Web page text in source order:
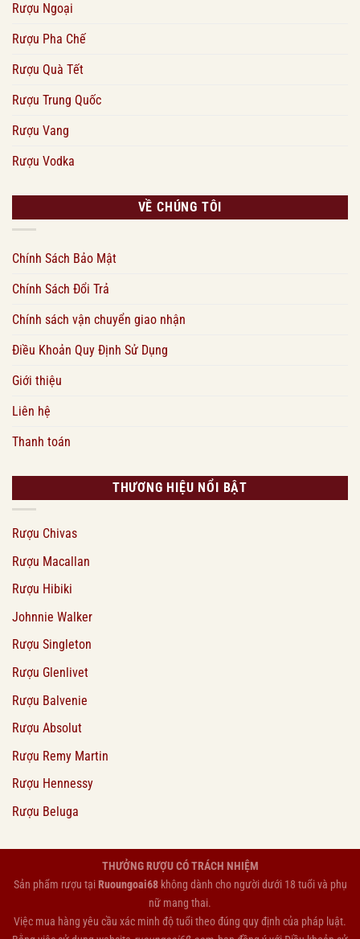
Rượu Ngoại
Rượu Pha Chế
Rượu Quà Tết
Rượu Trung Quốc
Rượu Vang
Rượu Vodka
VỀ CHÚNG TÔI
Chính Sách Bảo Mật
Chính Sách Đổi Trả
Chính sách vận chuyển giao nhận
Điều Khoản Quy Định Sử Dụng
Giới thiệu
Liên hệ
Thanh toán
THƯƠNG HIỆU NỔI BẬT
Rượu Chivas
Rượu Macallan
Rượu Hibiki
Johnnie Walker
Rượu Singleton
Rượu Glenlivet
Rượu Balvenie
Rượu Absolut
Rượu Remy Martin
Rượu Hennessy
Rượu Beluga
THƯỞNG RƯỢU CÓ TRÁCH NHIỆM
Sản phẩm rượu tạiRuoungoai68không dành cho người dưới 18 tuổi và phụ
nữ mang thai.
Việc mua hàng yêu cầu xác minh độ tuổi theo đúng quy định của pháp luật.